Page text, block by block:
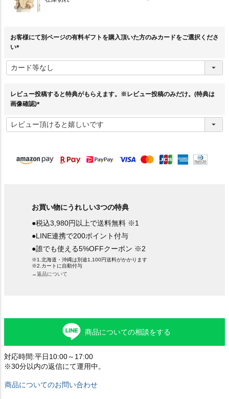
お客様にて別ページの有料ギフトを購入頂いた方のみカードをご選択くださ
い
必
須
レビュー投稿すると特典がもらえます。※レビュー投稿のみだけ。(特典は
画像確認)
必
須
お買い物にうれしい3つの特典
●税込3,980円以上で送料無料 ※1
●LINE連携で200ポイント付与
●誰でも使える5%OFFクーポン ※2
※1.北海道・沖縄は別途1,100円送料がかかります
※2.カートに自動付与
→返品について
商品についての相談をする
対応時間:平日10:00～17:00
※30分以内の返信にて運用中。
商品についてのお問い合わせ